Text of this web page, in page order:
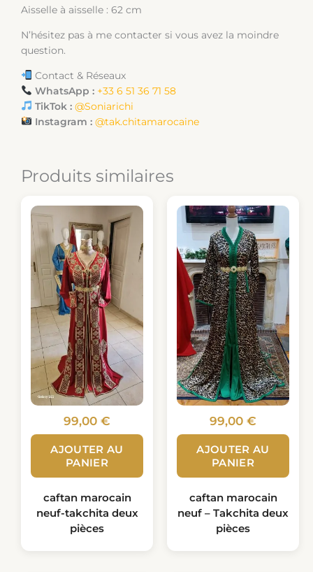
Aisselle à aisselle : 62 cm
N’hésitez pas à me contacter si vous avez la moindre
question.
Contact & Réseaux
WhatsApp : +33 6 51 36 71 58
TikTok : @Soniarichi
Instagram : @tak.chitamarocaine
Produits similaires
99,00 €
AJOUTER AU
PANIER
caftan marocain
neuf-takchita deux
pièces
99,00 €
AJOUTER AU
PANIER
caftan marocain
neuf – Takchita deux
pièces